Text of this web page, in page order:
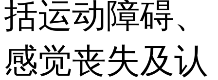
括运动障碍、
感觉丧失及认